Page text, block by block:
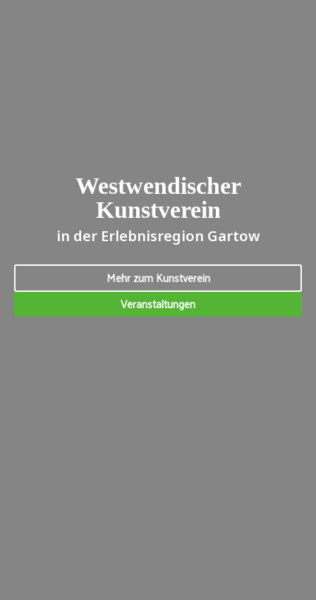
Westwendischer
Kunstverein
in der Erlebnisregion Gartow
Mehr zum Kunstverein
Veranstaltungen